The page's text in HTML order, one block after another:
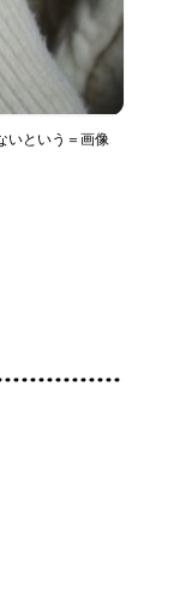
いという＝画像